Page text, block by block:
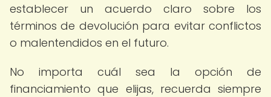
establecer un acuerdo claro sobre los
términos de devolución para evitar conflictos
o malentendidos en el futuro.
No importa cuál sea la opción de
financiamiento que elijas, recuerda siempre